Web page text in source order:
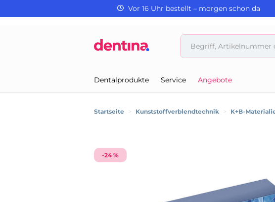
Vor 16 Uhr bestellt – morgen schon da
Dentalprodukte Service Angebote
Startseite > Kunststoffverblendtechnik > K+B-
-24 %